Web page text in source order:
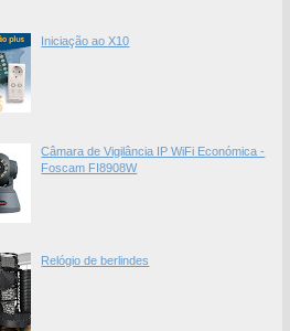
Iniciação ao X10
Câmara de Vigilância IP WiFi Económica -
Foscam FI8908W
Relógio de berlindes